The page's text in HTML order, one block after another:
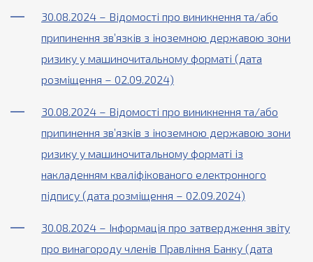
30.08.2024 – Відомості про виникнення та/або
припинення зв’язків з іноземною державою зони
ризику у машиночитальному форматі (дата
розміщення – 02.09.2024)
30.08.2024 – Відомості про виникнення та/або
припинення зв’язків з іноземною державою зони
ризику у машиночитальному форматі із
накладенням кваліфікованого електронного
підпису (дата розміщення – 02.09.2024)
30.08.2024 – Інформація про затвердження звіту
про винагороду членів Правління Банку (дата